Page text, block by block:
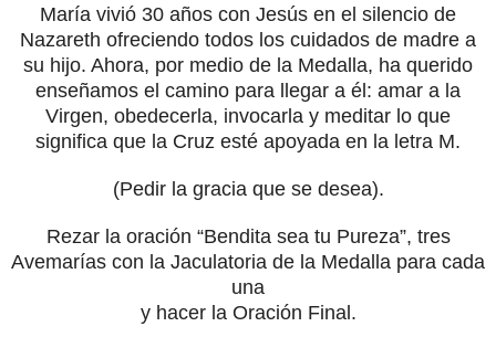
María vivió 30 años con Jesús en el silencio de
Nazareth ofreciendo todos los cuidados de madre a
su hijo. Ahora, por medio de la Medalla, ha querido
enseñamos el camino para llegar a él: amar a la
Virgen, obedecerla, invocarla y meditar lo que
significa que la Cruz esté apoyada en la letra M.
(Pedir la gracia que se desea).
Rezar la oración “Bendita sea tu Pureza”, tres
Avemarías con la Jaculatoria de la Medalla para cada
una
y hacer la Oración Final.